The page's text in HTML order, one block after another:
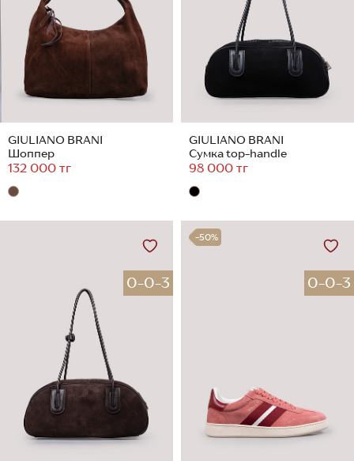
GIULIANO BRANI
Шоппер
132 000 тг
GIULIANO BRANI
Сумка top-handle
98 000 тг
0-0-3
-50%
0-0-3